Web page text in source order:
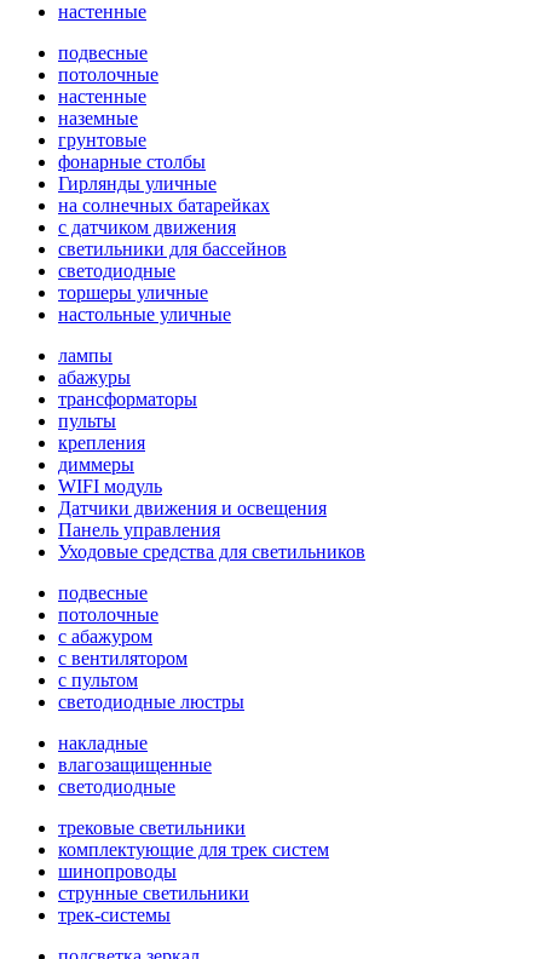
настенные
подвесные
потолочные
настенные
наземные
грунтовые
фонарные столбы
Гирлянды уличные
на солнечных батарейках
с датчиком движения
светильники для бассейнов
светодиодные
торшеры уличные
настольные уличные
лампы
абажуры
трансформаторы
пульты
крепления
диммеры
WIFI модуль
Датчики движения и освещения
Панель управления
Уходовые средства для светильников
подвесные
потолочные
с абажуром
с вентилятором
с пультом
светодиодные люстры
накладные
влагозащищенные
светодиодные
трековые светильники
комплектующие для трек систем
шинопроводы
струнные светильники
трек-системы